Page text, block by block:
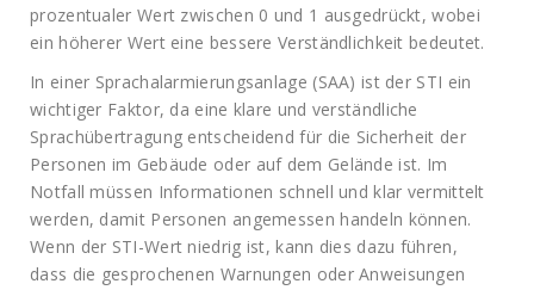
prozentualer Wert zwischen 0 und 1 ausgedrückt, wobei
ein höherer Wert eine bessere Verständlichkeit bedeutet.
In einer Sprachalarmierungsanlage (SAA) ist der STI ein
wichtiger Faktor, da eine klare und verständliche
Sprachübertragung entscheidend für die Sicherheit der
Personen im Gebäude oder auf dem Gelände ist. Im
Notfall müssen Informationen schnell und klar vermittelt
werden, damit Personen angemessen handeln können.
Wenn der STI-Wert niedrig ist, kann dies dazu führen,
dass die gesprochenen Warnungen oder Anweisungen